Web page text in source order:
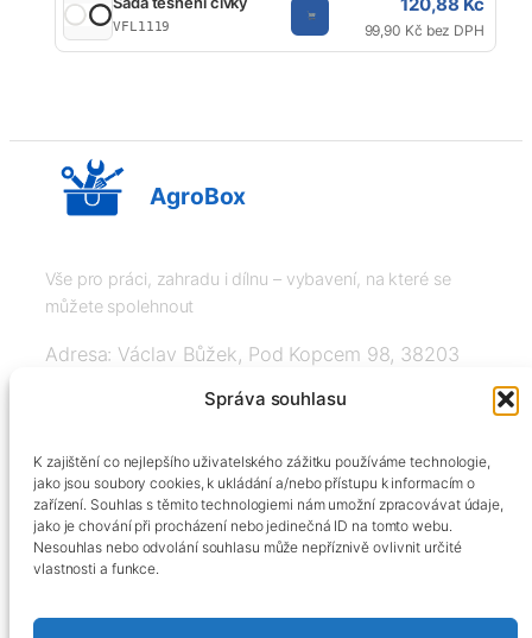
Správa souhlasu
K zajištění co nejlepšího uživatelského zážitku používáme technologie,
jako jsou soubory cookies, k ukládání a/nebo přístupu k informacím o
zařízení. Souhlas s těmito technologiemi nám umožní zpracovávat údaje,
jako je chování při procházení nebo jedinečná ID na tomto webu.
Nesouhlas nebo odvolání souhlasu může nepříznivě ovlivnit určité
vlastnosti a funkce.
VFL1119 99,90 Kč bez DPH
AgroBox
Vše pro práci, zahradu i dílnu – vybavení, na které se
můžete spolehnout
Adresa: Václav Bůžek, Pod Kopcem 98, 38203
+420606334248, info@agrobox.cz